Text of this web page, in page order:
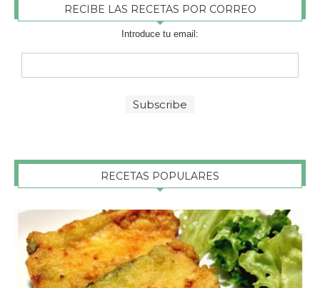
RECIBE LAS RECETAS POR CORREO
Introduce tu email:
RECETAS POPULARES